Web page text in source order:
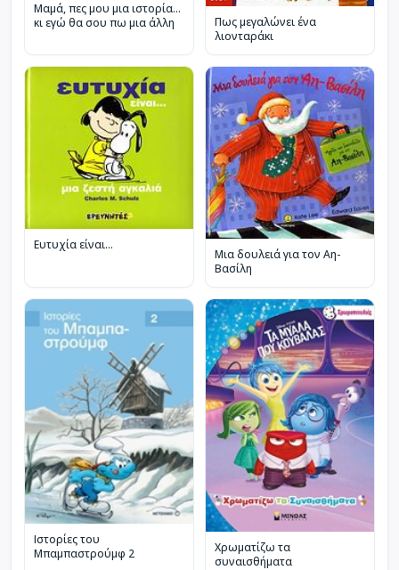
Μαµά, πες µου µια ιστορία…
κι εγώ θα σου πω µια άλλη
Πως μεγαλώνει ένα
λιονταράκι
Ευτυχία είναι...
Μια δουλειά για τον Αη-
Βασίλη
Ιστορίες του
Μπαμπαστρούμφ 2
Χρωματίζω τα
συναισθήματα